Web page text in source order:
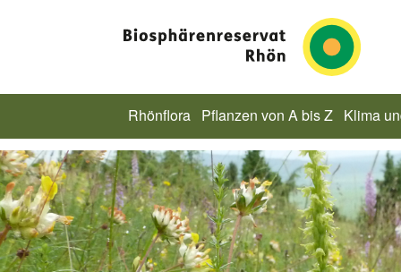
Rhönflora Pflanzen von A bis Z Klima